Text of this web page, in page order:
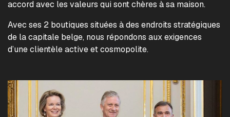
accord avec les valeurs qui sont chères à sa maison.
Avec ses 2 boutiques situées à des endroits stratégiques
de la capitale belge, nous répondons aux exigences
d’une clientèle active et cosmopolite.